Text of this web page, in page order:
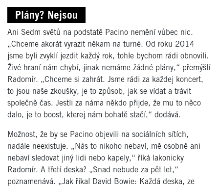
Plány? Nejsou
Ani Sedm světů na podstatě Pacino nemění vůbec nic.
„Chceme akorát vyrazit někam na turné. Od roku 2014
jsme byli zvyklí jezdit každý rok, tohle bychom rádi obnovili.
Živé hraní nám chybí, jinak nemáme žádné plány,“ přemýšlí
Radomír. „Chceme si zahrát. Jsme rádi za každej koncert,
to jsou naše zkoušky, je to způsob, jak se vídat a trávit
společně čas. Jestli za náma někdo přijde, že mu to něco
dalo, je to boost, kterej nám bohatě stačí,“ dodává.
Možnost, že by se Pacino objevili na sociálních sítích,
nadále neexistuje. „Nás to nikoho nebaví, mě osobně ani
nebaví sledovat jiný lidi nebo kapely,“ říká lakonicky
Radomír. A třetí deska? „Snad nebude za pět let,“
poznamenává. „Jak říkal David Bowie: Každá deska, ze